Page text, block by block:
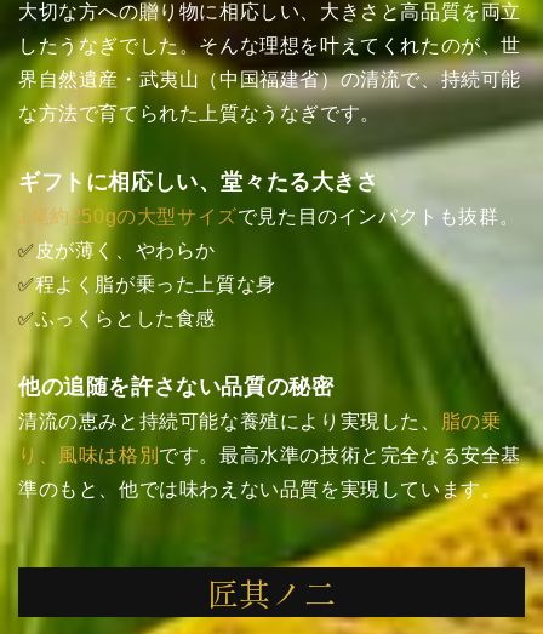
大切な方への贈り物に相応しい、大きさと高品質を両立
したうなぎでした。そんな理想を叶えてくれたのが、世
界自然遺産・武夷山（中国福建省）の清流で、持続可能
な方法で育てられた上質なうなぎです。
ギフトに相応しい、堂々たる大きさ
1尾約250gの大型サイズで見た目のインパクトも抜群。
✅皮が薄く、やわらか
✅程よく脂が乗った上質な身
✅ふっくらとした食感
他の追随を許さない品質の秘密
清流の恵みと持続可能な養殖により実現した、
脂の乗
り、風味は格別 です。最高水準の技術と完全なる安全基
準のもと、他では味わえない品質を実現しています。
匠其ノ二